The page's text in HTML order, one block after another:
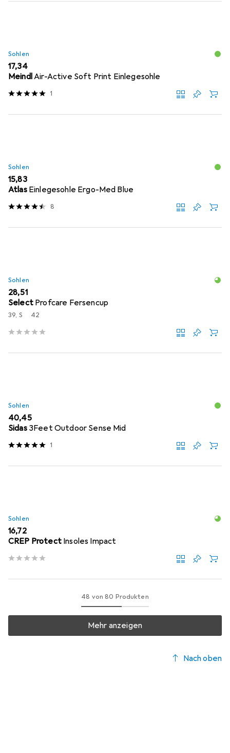
Sohlen
EUR
17,34
MeindlAir-Active Soft Print Einlegesohle
1
Sohlen
EUR
15,83
Atlas Einlegesohle Ergo-Med Blue
8
Sohlen
EUR
28,51
Select Profcare Fersencup
39, S 42
Sohlen
EUR
40,45
Sidas 3Feet Outdoor Sense Mid
1
Sohlen
EUR
16,72
CREP Protect Insoles Impact
48 von 80 Produkten
Mehr anzeigen
Nach oben